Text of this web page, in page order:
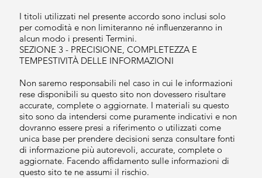
I titoli utilizzati nel presente accordo sono inclusi solo
per comodità e non limiteranno né influenzeranno in
alcun modo i presenti Termini.
SEZIONE 3 - PRECISIONE, COMPLETEZZA E
TEMPESTIVITÀ DELLE INFORMAZIONI
Non saremo responsabili nel caso in cui le informazioni
rese disponibili su questo sito non dovessero risultare
accurate, complete o aggiornate. I materiali su questo
sito sono da intendersi come puramente indicativi e non
dovranno essere presi a riferimento o utilizzati come
unica base per prendere decisioni senza consultare fonti
di informazione più autorevoli, accurate, complete o
aggiornate. Facendo affidamento sulle informazioni di
questo sito te ne assumi il rischio.